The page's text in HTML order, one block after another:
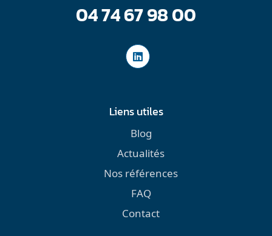
04 74 67 98 00
Liens utiles
Blog
Actualités
Nos références
FAQ
Contact